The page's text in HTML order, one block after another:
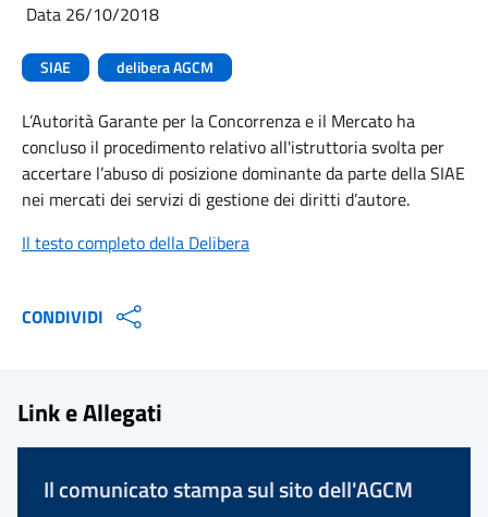
Data 26/10/2018
SIAE delibera AGCM
L’Autorità Garante per la Concorrenza e il Mercato ha
concluso il procedimento relativo all'istruttoria svolta per
accertare l’abuso di posizione dominante da parte della SIAE
nei mercati dei servizi di gestione dei diritti d’autore.
Il testo completo della Delibera
CONDIVIDI
Link e Allegati
Il comunicato stampa sul sito dell'AGCM